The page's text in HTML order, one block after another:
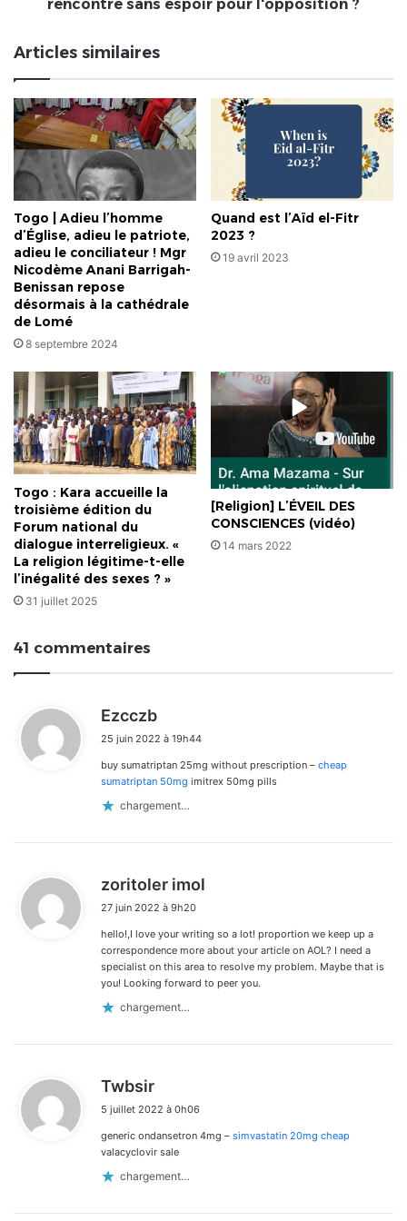
?
rencontre sans espoir pour l'opposition ?
Articles similaires
Togo | Adieu l’homme
d’Église, adieu le patriote,
adieu le conciliateur ! Mgr
Nicodème Anani Barrigah-
Benissan repose
désormais à la cathédrale
de Lomé
8 septembre 2024
Quand est l’Aïd el-Fitr
2023 ?
19 avril 2023
Togo : Kara accueille la
troisième édition du
Forum national du
dialogue interreligieux. «
La religion légitime-t-elle
l’inégalité des sexes ? »
31 juillet 2025
[Religion] L’ÉVEIL DES
CONSCIENCES (vidéo)
14 mars 2022
41 commentaires
Ezcczb
t
25 juin 2022 à 19h44
buy sumatriptan 25mg without prescription – cheap
sumatriptan 50mg imitrex 50mg pills
chargement…
zoritoler imol
27 juin 2022 à 9h20
hello!,I love your writing so a lot! proportion we keep up a
correspondence more about your article on AOL? I need a
specialist on this area to resolve my problem. Maybe that is
you! Looking forward to peer you.
chargement…
Twbsir
t
:
5 juillet 2022 à 0h06
generic ondansetron 4mg – simvastatin 20mg cheap
valacyclovir sale
chargement…